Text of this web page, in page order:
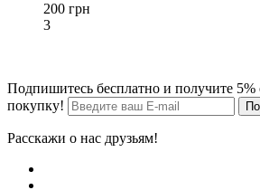
200 грн
3
Подпишитесь бесплатно и получите
покупку!
Расскажи о нас друзьям!